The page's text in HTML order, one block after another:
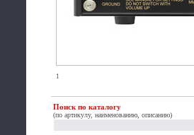
1
Поиск по каталогу
(по артикулу, наименованию, описанию)